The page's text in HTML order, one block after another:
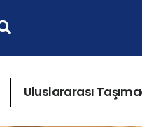
Uluslararası